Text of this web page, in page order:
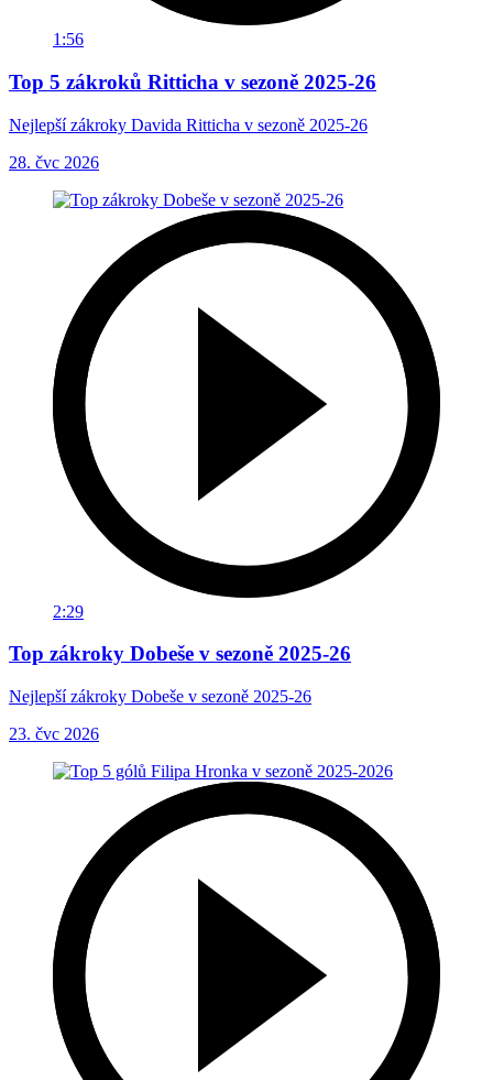
1:56
Top 5 zákroků Ritticha v sezoně 2025-26
Nejlepší zákroky Davida Ritticha v sezoně 2025-26
28. čvc 2026
2:29
Top zákroky Dobeše v sezoně 2025-26
Nejlepší zákroky Dobeše v sezoně 2025-26
23. čvc 2026